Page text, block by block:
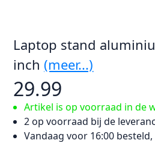
Laptop stand
inch(meer...)
29.99
Artikel is op voorraad in de
2 op voorraad bij de
Vandaag voor 16:00